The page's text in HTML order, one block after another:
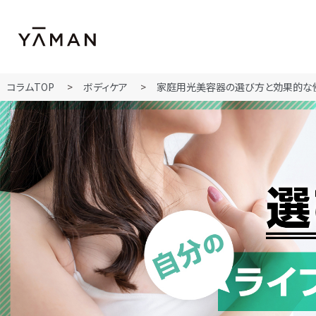
コラムTOP ボディケア 家庭用光美容器の選び方と効果的な